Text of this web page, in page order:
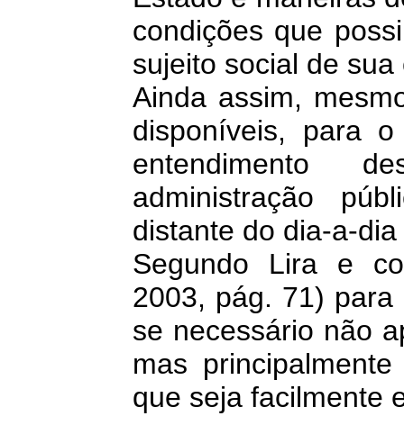
condições que
sujeito social de sua
Ainda assim,
disponíveis, para
entendimento
administração
distante do dia-a-
Segundo Lira e
2003, pág. 71)
se necessário não
mas
que seja facilmente